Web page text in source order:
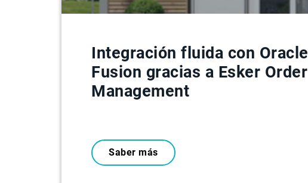
Integración fluida con Oracle
Fusion gracias a Esker Order
Management
Saber más